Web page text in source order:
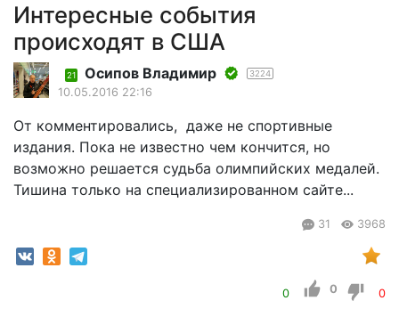
Интересные события
происходят в США
21 Осипов Владимир 3224
10.05.2016 22:16
От комментировались, даже не спортивные
издания. Пока не известно чем кончится, но
возможно решается судьба олимпийских медалей.
Тишина только на специализированном сайте...
31 3968
0 0 0